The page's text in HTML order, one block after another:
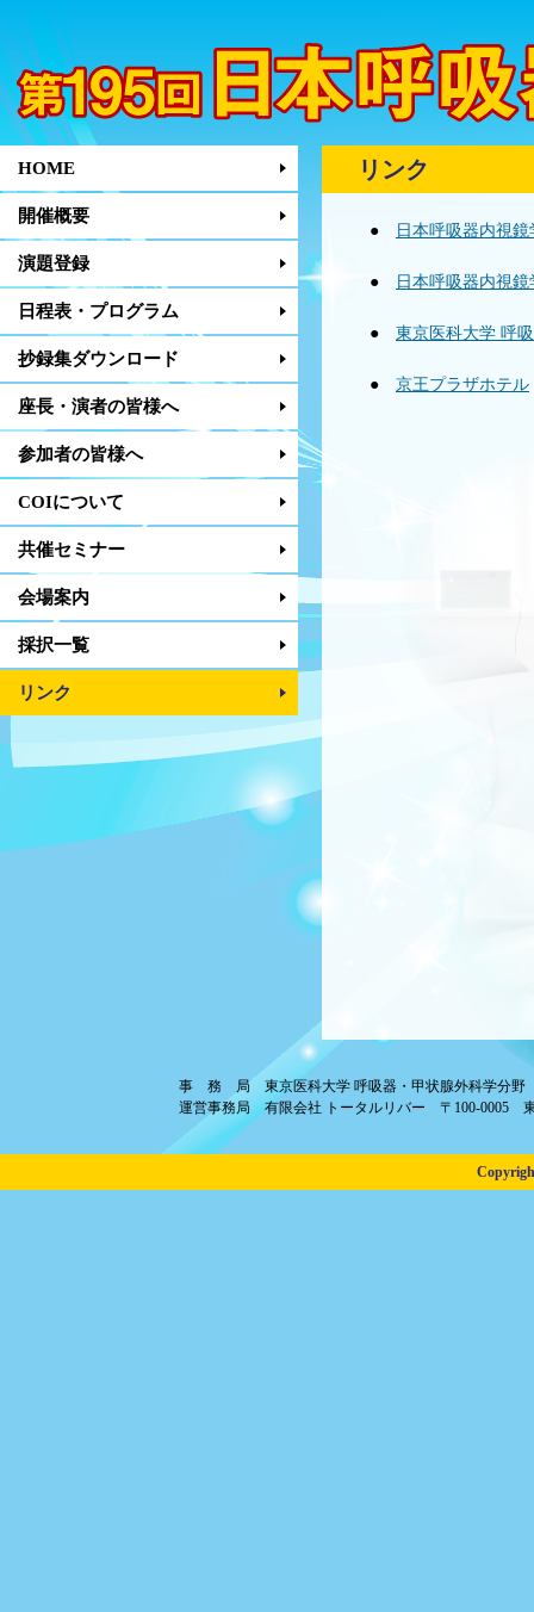
HOME
開催概要
演題登録
日程表・プログラム
抄録集ダウンロード
座長・演者の皆様へ
参加者の皆様へ
COIについて
共催セミナー
会場案内
採択一覧
リンク
リンク
● 日本呼吸器内視鏡
● 日本呼吸器内視
● 東京医科大学 呼
● 京王プラザホテル
事 務 局 東京医科大学 呼吸器・甲状腺外科学分野
運営事務局 有限会社 トータルリバー 〒100-0005